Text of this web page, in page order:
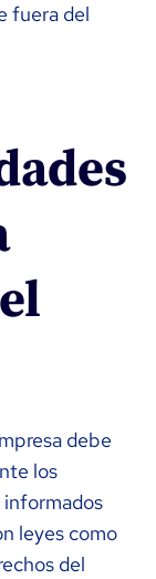
fuera del
debe
los
informados
leyes como
del